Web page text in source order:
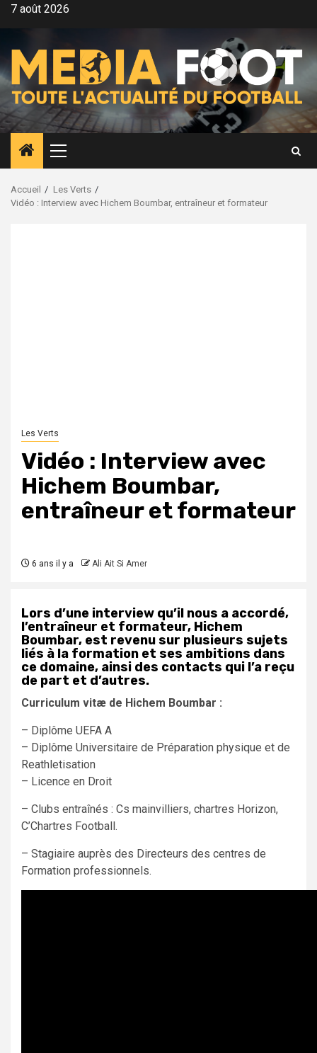
Aller7 août 2026
Menu
principal
Accueil
Les Verts
Vidéo : Interview avec Hichem Boumbar, entraîneur et formateur
Les Verts
Vidéo : Interview avec
Hichem Boumbar,
entraîneur et formateur
6 ans il y a Ali Ait Si Amer
Lors d’une interview qu’il nous a accordé,
l’entraîneur et formateur, Hichem
Boumbar, est revenu sur plusieurs sujets
liés à la formation et ses ambitions dans
ce domaine, ainsi des contacts qui l’a reçu
de part et d’autres.
Curriculum vitæ de Hichem Boumbar :
– Diplôme UEFA A
– Diplôme Universitaire de Préparation physique et de
Reathletisation
– Licence en Droit
– Clubs entraînés : Cs mainvilliers, chartres Horizon,
C’Chartres Football.
– Stagiaire auprès des Directeurs des centres de
Formation professionnels.